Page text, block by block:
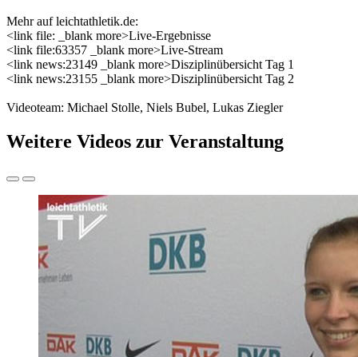
Mehr auf leichtathletik.de:
<link file: _blank more>Live-Ergebnisse
<link file:63357 _blank more>Live-Stream
<link news:23149 _blank more>Disziplinübersicht Tag 1
<link news:23155 _blank more>Disziplinübersicht Tag 2
Videoteam: Michael Stolle, Niels Bubel, Lukas Ziegler
Weitere Videos zur Veranstaltung